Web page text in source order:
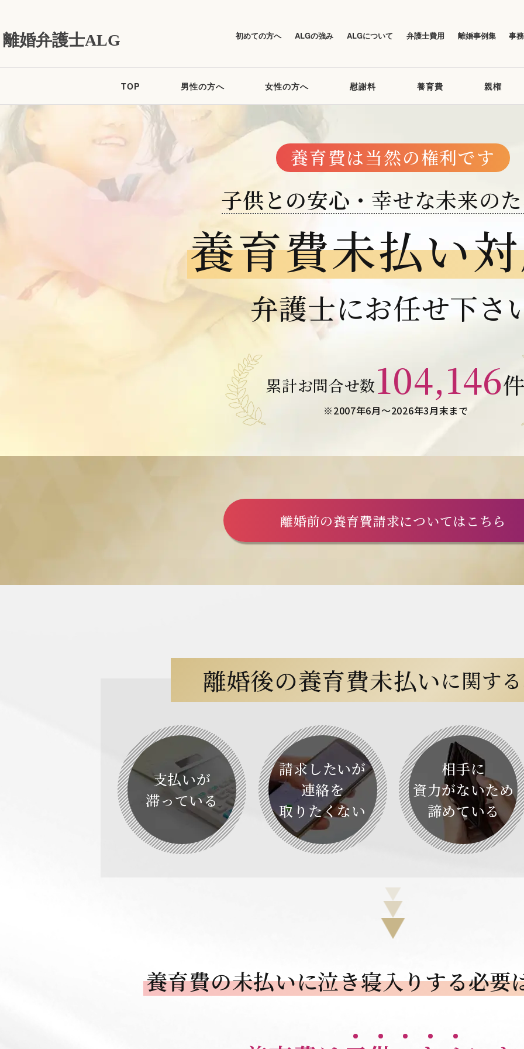
離婚弁護士ALG 初めての方へ ALGの強み ALGについて 弁護士費用 離婚事例集 事
TOP 男性の方へ 女性の方へ 慰謝料 養育費 親権
養育費は当然の権利です
子供との安心 ・幸せな未来の
養育費未払い
弁護士にお任せ下さ
累計お問合せ数104,146
※2007年6月～2026年3月末まで
離婚前の養育費請求についてはこちら
離婚後の養育費未払いに関す
支払いが
滞っている
請求したいが
連絡を
取りたくない
相手に
資力がないため
諦めている
養育費の未払いに泣き寝入りする必要